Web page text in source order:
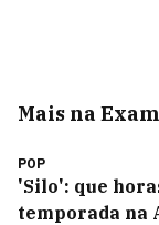
Mais na
POP
'Silo': que
temporada na